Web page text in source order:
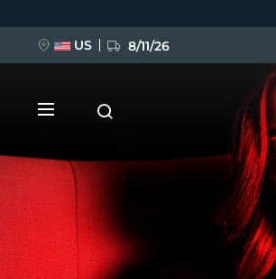
US 8/11/26
NEU